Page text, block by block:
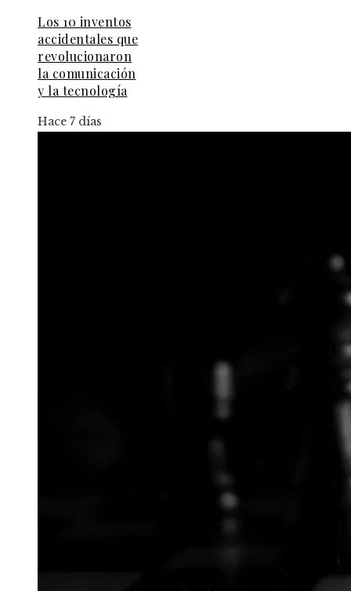
Los 10 inventos
accidentales que
revolucionaron
la comunicación
y la tecnología
Hace 7 días